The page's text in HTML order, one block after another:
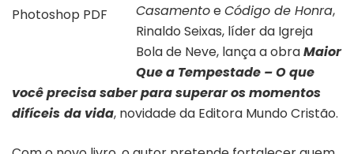
CasamentoeCódigo de Honra,
Rinaldo Seixas, líder da Igreja
Bola de Neve, lança a obraMaior
Que a Tempestade – O que
você precisa saber para superar os momentos
difíceis da vida, novidade da Editora Mundo Cristão.